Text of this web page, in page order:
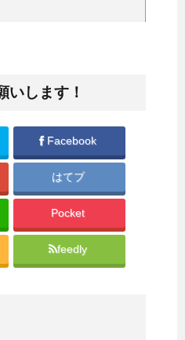
いします！
Facebook
はてブ
Pocket
feedly